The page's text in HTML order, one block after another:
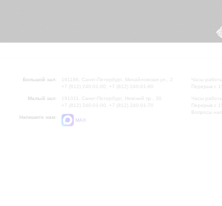
Большой зал:
191186, Санкт-Петербург, Михайловская ул., 2
+7 (812) 240-01-00, +7 (812) 240-01-80
Малый зал:
191011, Санкт-Петербург, Невский пр., 30
+7 (812) 240-01-00, +7 (812) 240-01-70
Напишите нам:
MAX
Часы
Перерыв с
Часы
Перерыв с
Вопросы